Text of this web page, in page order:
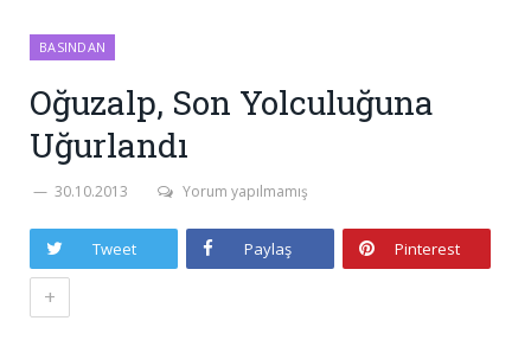
BASINDAN
Oğuzalp, Son Yolculuğuna
Uğurlandı
30.10.2013 Yorum yapılmamış
Tweet Paylaş Pinterest
+